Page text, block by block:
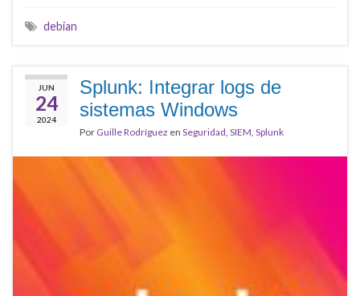
debian
JUN
24
2024
Splunk: Integrar logs de
sistemas Windows
Por Guille Rodríguez en Seguridad SIEM Splunk